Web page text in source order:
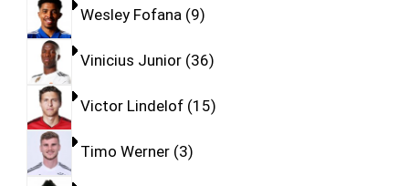
Wesley Fofana 9
Vinicius Junior 36
Victor Lindelof 15
Timo Werner 3